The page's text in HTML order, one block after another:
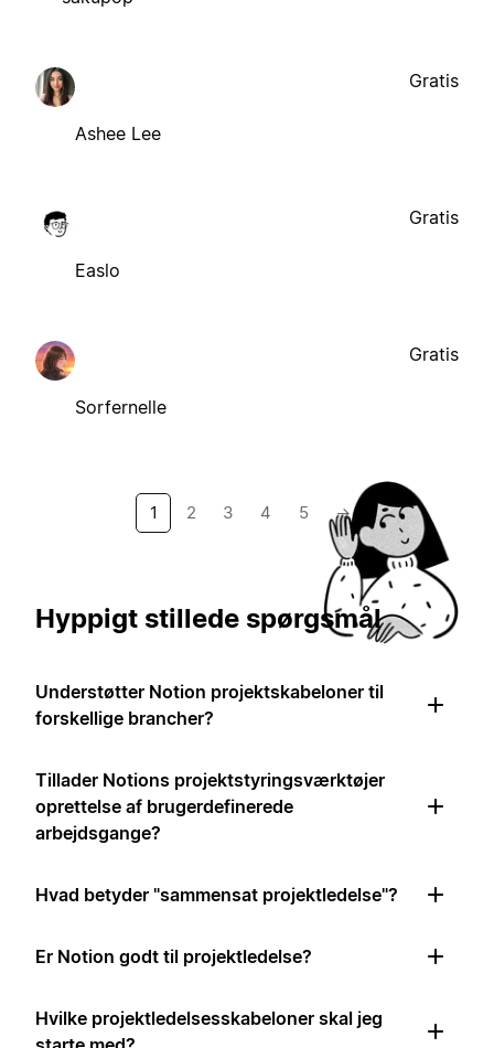
Ashee Lee
Gratis
Easlo
Gratis
Sorfernelle
Gratis
1 2 3 4 5 →
Hyppigt stillede spørgsmål
Understøtter Notion projektskabeloner til
forskellige brancher?
Tillader Notions projektstyringsværktøjer
oprettelse af brugerdefinerede
arbejdsgange?
Hvad betyder "sammensat projektledelse"?
Er Notion godt til projektledelse?
Hvilke projektledelsesskabeloner skal jeg